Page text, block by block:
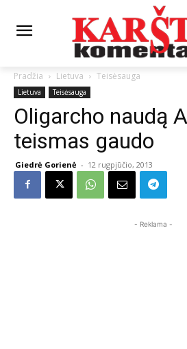
Pradžia Lietuva Teisėsauga
Lietuva Teisėsauga
Oligarcho naudą
teismas gaudo
Giedrė Gorienė - 12 rugpjūčio, 2013
- Reklama -